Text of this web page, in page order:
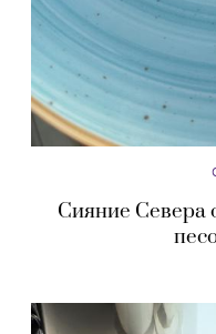
Сияние Севера